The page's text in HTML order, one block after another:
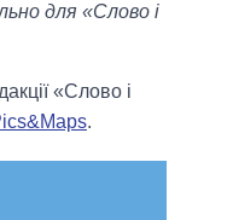
для «Слово і
«Слово і
.